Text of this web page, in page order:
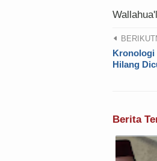
Kronologi
Hilang
Berita